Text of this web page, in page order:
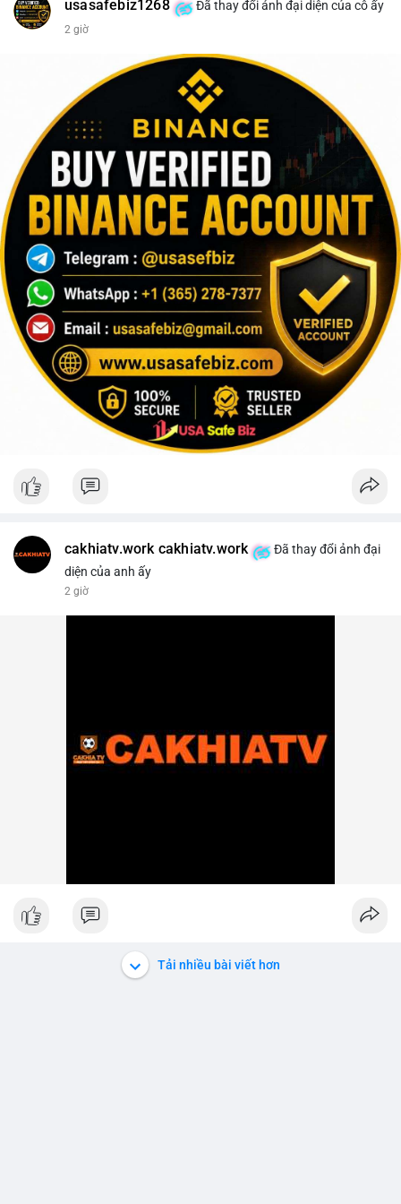
usasafebiz1268 Đã thay đổi ảnh đại diện của cô ấy
2 giờ
cakhiatv.work cakhiatv.work
Đã thay đổi ảnh đại
diện của anh ấy
2 giờ
Tải nhiều bài viết hơn